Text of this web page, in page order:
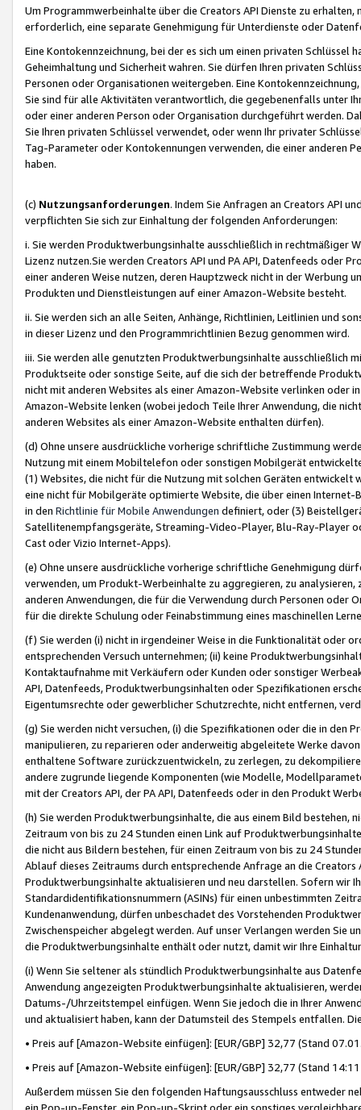
Um Programmwerbeinhalte über die Creators API Dienste zu
erforderlich, eine separate Genehmigung für Unterdienste oder
Eine Kontokennzeichnung, bei der es sich um einen privaten
Geheimhaltung und Sicherheit wahren. Sie dürfen Ihren privaten
Personen oder Organisationen weitergeben. Eine
Sie sind für alle Aktivitäten verantwortlich, die gegebenenfalls unter
oder einer anderen Person oder Organisation durchgeführt werden.
Sie Ihren privaten Schlüssel verwendet, oder wenn Ihr privater
Tag-Parameter oder Kontokennungen verwenden, die einer anderen
haben.
(c) Nutzungsanforderungen. Indem Sie Anfragen an Creators API
verpflichten Sie sich zur Einhaltung der folgenden Anforderungen:
i. Sie werden Produktwerbungsinhalte ausschließlich in rechtmäßiger
Lizenz nutzen.Sie werden Creators API und PA API, Datenfeeds oder
einer anderen Weise nutzen, deren Hauptzweck nicht in der Werbung
Produkten und Dienstleistungen auf einer Amazon-Website besteht.
ii. Sie werden sich an alle Seiten, Anhänge, Richtlinien, Leitlinien und
in dieser Lizenz und den Programmrichtlinien Bezug genommen wird.
iii. Sie werden alle genutzten Produktwerbungsinhalte ausschließlich
Produktseite oder sonstige Seite, auf die sich der betreffende
nicht mit anderen Websites als einer Amazon-Website verlinken oder
Amazon-Website lenken (wobei jedoch Teile Ihrer Anwendung, die
anderen Websites als einer Amazon-Website enthalten dürfen).
(d) Ohne unsere ausdrückliche vorherige schriftliche Zustimmung
Nutzung mit einem Mobiltelefon oder sonstigen Mobilgerät
(1) Websites, die nicht für die Nutzung mit solchen Geräten
eine nicht für Mobilgeräte optimierte Website, die über einen
in den Richtlinie für Mobile Anwendungen definiert, oder (3)
Satellitenempfangsgeräte, Streaming-Video-Player, Blu-Ray-Player
Cast oder Vizio Internet-Apps).
(e) Ohne unsere ausdrückliche vorherige schriftliche Genehmigung
verwenden, um Produkt-Werbeinhalte zu aggregieren, zu
anderen Anwendungen, die für die Verwendung durch Personen
für die direkte Schulung oder Feinabstimmung eines maschinellen
(f) Sie werden (i) nicht in irgendeiner Weise in die Funktionalität oder
entsprechenden Versuch unternehmen; (ii) keine
Kontaktaufnahme mit Verkäufern oder Kunden oder sonstiger
API, Datenfeeds, Produktwerbungsinhalten oder Spezifikationen
Eigentumsrechte oder gewerblicher Schutzrechte, nicht entfernen,
(g) Sie werden nicht versuchen, (i) die Spezifikationen oder die in
manipulieren, zu reparieren oder anderweitig abgeleitete Werke
enthaltene Software zurückzuentwickeln, zu zerlegen, zu
andere zugrunde liegende Komponenten (wie Modelle,
mit der Creators API, der PA API, Datenfeeds oder in den Produkt
(h) Sie werden Produktwerbungsinhalte, die aus einem Bild bestehen,
Zeitraum von bis zu 24 Stunden einen Link auf
die nicht aus Bildern bestehen, für einen Zeitraum von bis zu 24
Ablauf dieses Zeitraums durch entsprechende Anfrage an die
Produktwerbungsinhalte aktualisieren und neu darstellen. Sofern wir
Standardidentifikationsnummern (ASINs) für einen unbestimmten
Kundenanwendung, dürfen unbeschadet des Vorstehenden
Zwischenspeicher abgelegt werden. Auf unser Verlangen werden Sie
die Produktwerbungsinhalte enthält oder nutzt, damit wir Ihre
(i) Wenn Sie seltener als stündlich Produktwerbungsinhalte aus
Anwendung angezeigten Produktwerbungsinhalte aktualisieren,
Datums-/Uhrzeitstempel einfügen. Wenn Sie jedoch die in Ihrer
und aktualisiert haben, kann der Datumsteil des Stempels entfallen.
• Preis auf [Amazon-Website einfügen]: [EUR/GBP] 32,77 (Stand
• Preis auf [Amazon-Website einfügen]: [EUR/GBP] 32,77 (Stand
Außerdem müssen Sie den folgenden Haftungsausschluss entweder
ein Pop-up-Fenster, ein Pop-up-Skript oder ein sonstiges